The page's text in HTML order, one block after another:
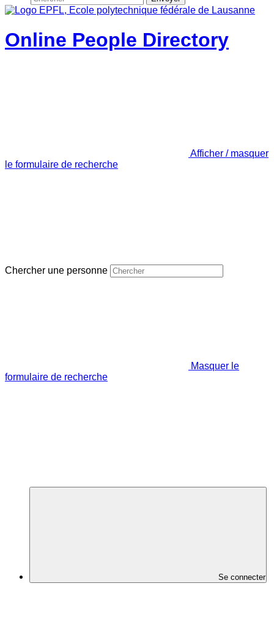
Online People Directory
Afficher / masquer
le formulaire de recherche
Chercher une personne
Masquer le
formulaire de recherche
Se connecter